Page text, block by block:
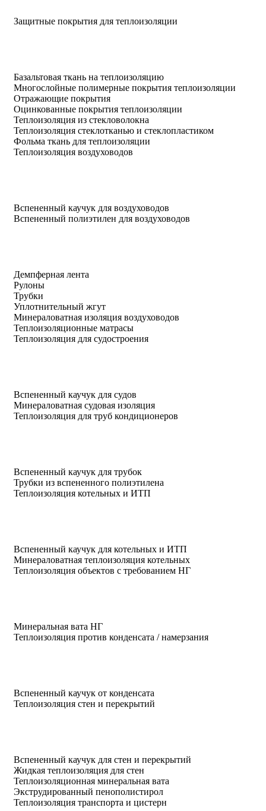
Защитные покрытия для теплоизоляции
Базальтовая ткань на теплоизоляцию
Многослойные полимерные покрытия теплоизоляции
Отражающие покрытия
Оцинкованные покрытия теплоизоляции
Теплоизоляция из стекловолокна
Теплоизоляция стеклотканью и стеклопластиком
Фольма ткань для теплоизоляции
Теплоизоляция воздуховодов
Вспененный каучук для воздуховодов
Вспененный полиэтилен для воздуховодов
Демпферная лента
Рулоны
Трубки
Уплотнительный жгут
Минераловатная изоляция воздуховодов
Теплоизоляционные матрасы
Теплоизоляция для судостроения
Вспененный каучук для судов
Минераловатная судовая изоляция
Теплоизоляция для труб кондиционеров
Вспененный каучук для трубок
Трубки из вспененного полиэтилена
Теплоизоляция котельных и ИТП
Вспененный каучук для котельных и ИТП
Минераловатная теплоизоляция котельных
Теплоизоляция объектов с требованием НГ
Минеральная вата НГ
Теплоизоляция против конденсата / намерзания
Вспененный каучук от конденсата
Теплоизоляция стен и перекрытий
Вспененный каучук для стен и перекрытий
Жидкая теплоизоляция для стен
Теплоизоляционная минеральная вата
Экструдированный пенополистирол
Теплоизоляция транспорта и цистерн